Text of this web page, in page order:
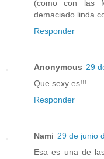
(como con las
demaciado linda
Responder
Anonymous 29
Que sexy es!!!
Responder
Nami 29 de junio
Esa es una de